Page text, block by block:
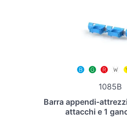
1085B
Barra appendi-
attacchi e 1